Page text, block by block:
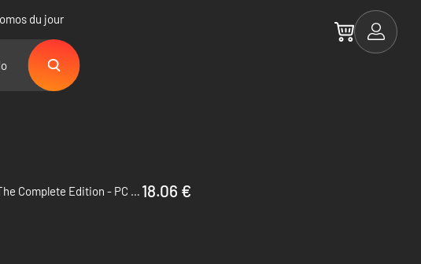
du jour
Grand Theft Auto IV: The Complete Edition - PC (Steam) 18.06 €